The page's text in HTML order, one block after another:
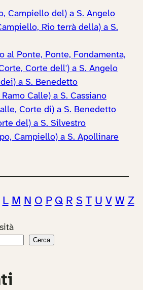
Campiello del) a S. Angelo
Rio terrà della) a S.
al Ponte, Ponte, Fondamenta,
Corte dell') a S. Angelo
a S. Benedetto
Calle) a S. Cassiano
Corte di) a S. Benedetto
del) a S. Silvestro
Campiello) a S. Apollinare
L M N O P Q R S T U V W Z
Cerca